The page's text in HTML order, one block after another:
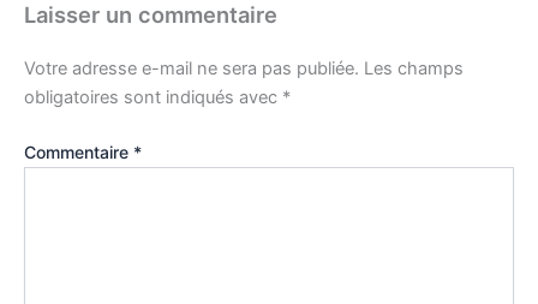
Laisser un commentaire
Votre adresse e-mail ne sera pas publiée. Les champs
obligatoires sont indiqués avec *
Commentaire *